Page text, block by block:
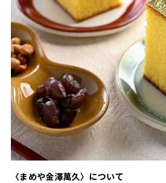
〈まめや金澤萬久〉について